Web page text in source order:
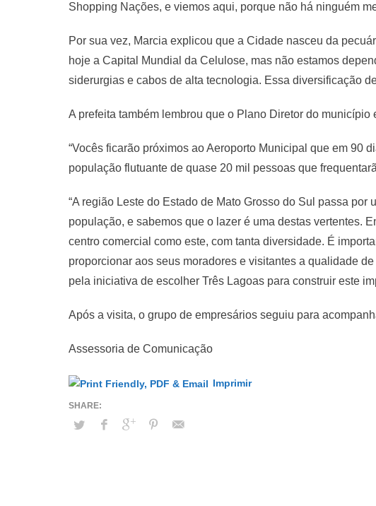
Shopping Nações, e viemos aqui, porque não há ninguém
Por sua vez, Marcia explicou que a Cidade nasceu da
hoje a Capital Mundial da Celulose, mas não estamos
siderurgias e cabos de alta tecnologia. Essa diversificação
A prefeita também lembrou que o Plano Diretor do
“Vocês ficarão próximos ao Aeroporto Municipal que em 90
população flutuante de quase 20 mil pessoas que
“A região Leste do Estado de Mato Grosso do Sul passa
população, e sabemos que o lazer é uma destas vertentes.
centro comercial como este, com tanta diversidade. É
proporcionar aos seus moradores e visitantes a qualidade
pela iniciativa de escolher Três Lagoas para construir este
Após a visita, o grupo de empresários seguiu para
Assessoria de Comunicação
Imprimir